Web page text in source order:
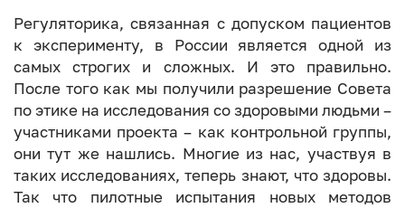
Регуляторика, связанная с допуском пациентов
к эксперименту, в России является одной из
самых строгих и сложных. И это правильно.
После того как мы получили разрешение Совета
по этике на исследования со здоровыми людьми –
участниками проекта – как контрольной группы,
они тут же нашлись. Многие из нас, участвуя в
таких исследованиях, теперь знают, что здоровы.
Так что пилотные испытания новых методов